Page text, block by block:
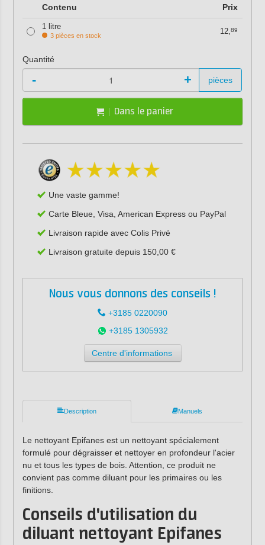
Contenu Prix
1 litre
3 pièces en stock 12,89
Quantité
- + pièces
Dans le panier
Une vaste gamme!
Carte Bleue, Visa, American Express ou PayPal
Livraison rapide avec Colis Privé
Livraison gratuite depuis 150,00 €
Nous vous donnons des conseils !
+3185 0220090
+3185 1305932
Centre d'informations
Description Manuels
Le nettoyant Epifanes est un nettoyant spécialement
formulé pour dégraisser et nettoyer en profondeur l'acier
nu et tous les types de bois. Attention, ce produit ne
convient pas comme diluant pour les primaires ou les
finitions.
Conseils d'utilisation du
diluant nettoyant Epifanes